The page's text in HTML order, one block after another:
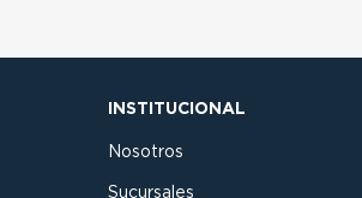
INSTITUCIONAL
Nosotros
Sucursales